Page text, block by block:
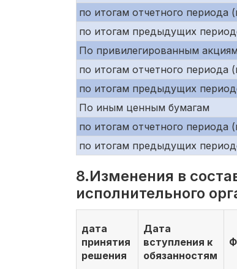
по итогам отчетного периода
по итогам предыдущих
По привилегированным акциям
по итогам отчетного периода
по итогам предыдущих
По иным ценным бумагам
по итогам отчетного периода
по итогам предыдущих
8.Изменения в
исполнительного
дата
принятия
решения
Дата
вступления к
обязанностям